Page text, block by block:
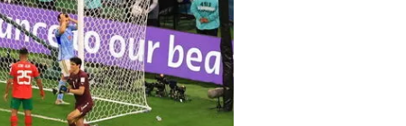
Yalova
Karabük
Kilis